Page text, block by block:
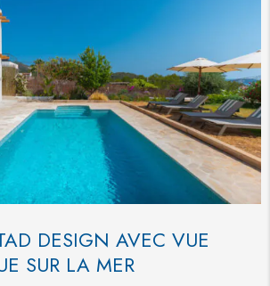
DESIGN AVEC VUE
SUR LA MER